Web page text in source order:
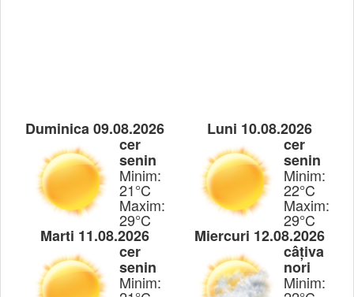
Duminica 09.08.2026
cer
senin
Minim:
21°C
Maxim:
29°C
Luni 10.08.2026
cer
senin
Minim:
22°C
Maxim:
29°C
Marti 11.08.2026
cer
senin
Minim:
Miercuri 12.08.2026
câțiva
nori
Minim: